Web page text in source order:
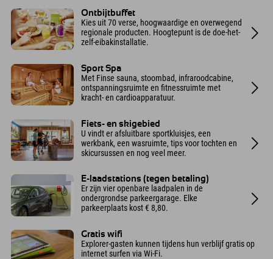
Ontbijtbuffet
Kies uit 70 verse, hoogwaardige en overwegend
regionale producten. Hoogtepunt is de doe-het-
zelf-eibakinstallatie.
Sport Spa
Met Finse sauna, stoombad, infraroodcabine,
ontspanningsruimte en fitnessruimte met
kracht- en cardioapparatuur.
Fiets- en skigebied
U vindt er afsluitbare sportkluisjes, een
werkbank, een wasruimte, tips voor tochten en
skicursussen en nog veel meer.
E-laadstations (tegen betaling)
Er zijn vier openbare laadpalen in de
ondergrondse parkeergarage. Elke
parkeerplaats kost € 8,80.
Gratis wifi
Explorer-gasten kunnen tijdens hun verblijf gratis op
internet surfen via Wi-Fi.